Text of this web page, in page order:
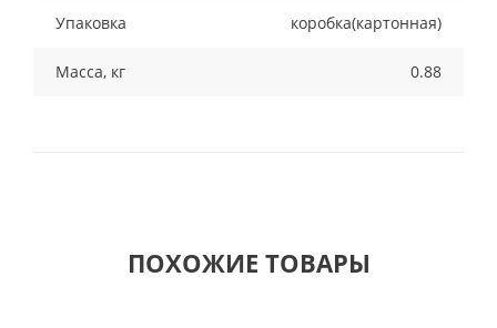
Упаковка коробка(картонная)
Масса, кг 0.88
ПОХОЖИЕ ТОВАРЫ